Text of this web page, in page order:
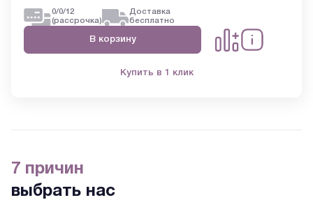
0/0/12
(рассрочка)
Доставка
бесплатно
В корзину
Купить в 1 клик
7 причин
выбрать нас